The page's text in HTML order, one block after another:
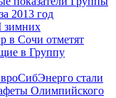
2013 год
зимних
в Сочи отметят
в Группу
стали
Олимпийского